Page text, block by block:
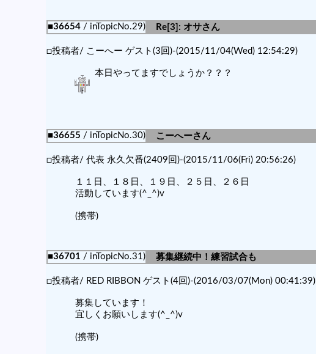
■36654/ inTopicNo.29)
Re[3]: オサさん
□投稿者/ こーへー ゲスト(3回)-(2015/11/04(Wed) 12:54:29)
本日やってますでしょうか？？？
■36655 / inTopicNo.30)
こーへーさん
□投稿者/ 代表 永久欠番(2409回)-(2015/11/06(Fri) 20:56:26)
１１日、１８日、１９日、２５日、２６日
活動しています(^_^)v
(携帯)
■36701 / inTopicNo.31)
募集継続中！練習試合も
□投稿者/ RED RIBBON ゲスト(4回)-(2016/03/07(Mon) 00:41:39)
募集しています！
宜しくお願いします(^_^)v
(携帯)